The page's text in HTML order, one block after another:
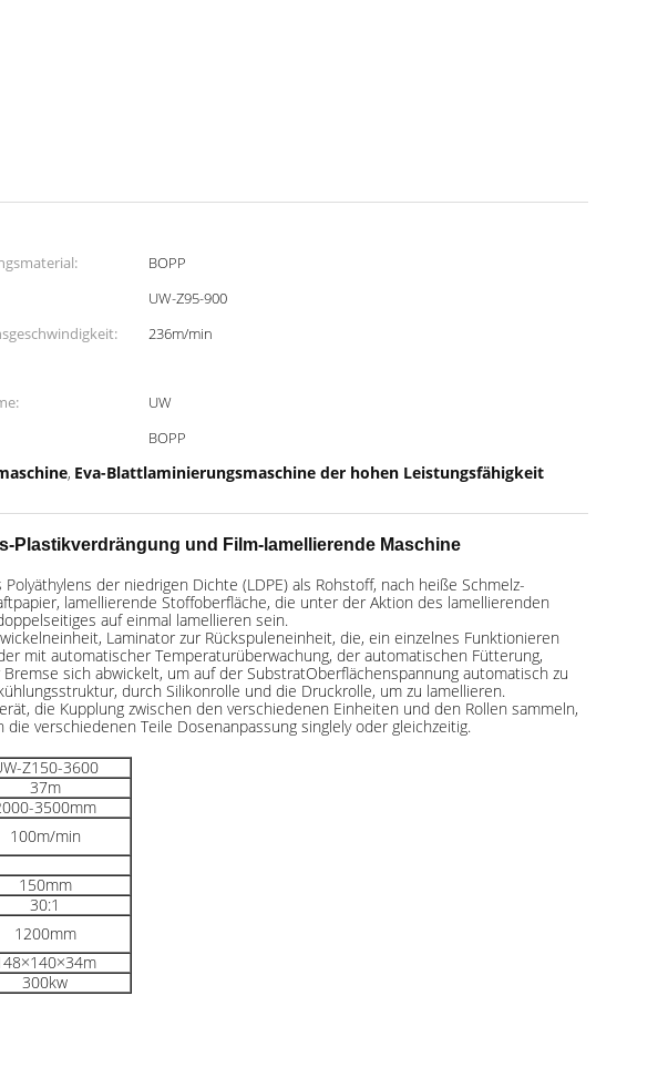
BOPP
UW-Z95-900
236m/min
UW
BOPP
, Eva-Blattlaminierungsmaschine der hohen Leistungsfähigkeit
und Film-lamellierende Maschine
der niedrigen Dichte (LDPE) als Rohstoff, nach heiße Schmelz-
lamellierende Stoffoberfläche, die unter der Aktion des lamellierenden
auf einmal lamellieren sein.
Laminator zur Rückspuleneinheit, die, ein einzelnes Funktionieren
mit automatischer Temperaturüberwachung, der automatischen Fütterung,
sich abwickelt, um auf der SubstratOberflächenspannung automatisch zu
durch Silikonrolle und die Druckrolle, um zu lamellieren.
die Kupplung zwischen den verschiedenen Einheiten und den Rollen sammeln,
verschiedenen Teile Dosenanpassung singlely oder gleichzeitig.
Z150-3600
37m
3500mm
100m/min
150mm
30:1
1200mm
300kw